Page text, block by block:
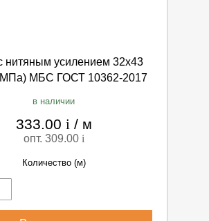
нитяным усилением 32х43
МБС ГОСТ 10362-2017
в наличии
333.00 i / м
опт. 309.00 i
Количество (м)